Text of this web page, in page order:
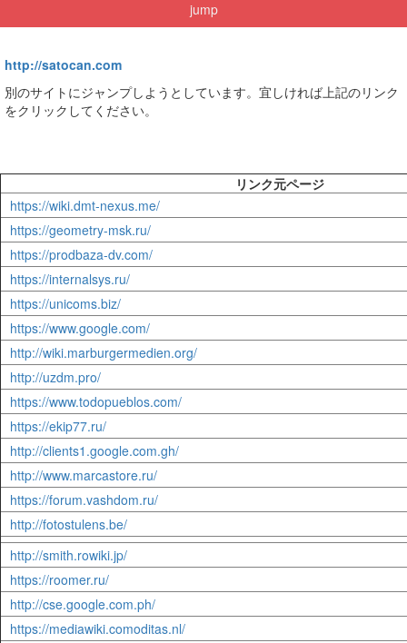
jump
http://satocan.com
別のサイトにジャンプしようとしています。宜しければ上記のリンク
をクリックしてください。
リンク元ページ
https://wiki.dmt-nexus.me/
https://geometry-msk.ru/
https://prodbaza-dv.com/
https://internalsys.ru/
https://unicoms.biz/
https://www.google.com/
http://wiki.marburgermedien.org/
http://uzdm.pro/
https://www.todopueblos.com/
https://ekip77.ru/
http://clients1.google.com.gh/
http://www.marcastore.ru/
https://forum.vashdom.ru/
http://fotostulens.be/
http://smith.rowiki.jp/
https://roomer.ru/
http://cse.google.com.ph/
https://mediawiki.comoditas.nl/